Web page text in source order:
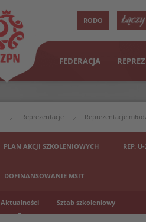
RODO
FEDERACJA
Reprezentacje Reprezentacje
PLAN AKCJI SZKOLENIOWYCH REP.
DOFINANSOWANIE MSIT
Aktualności Sztab szkoleniowy